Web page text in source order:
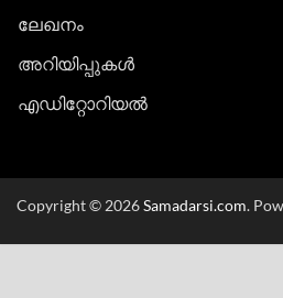
ലേഖനം
അറിയിപ്പുകള്‍
എഡിറ്റോറിയല്‍
Copyright © 2026Samadarsi.com.